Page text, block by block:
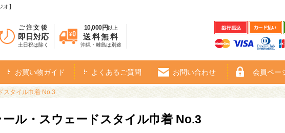
】
ご注文後
即日対応
土日祝は除く
10,000円 以上
送料無料
沖縄・離島は別途
お買い物ガイド よくあるご質問 お問い合わせ 会員ペー
スタイル巾着 No.3
ール・スウェードスタイル巾着 No.3